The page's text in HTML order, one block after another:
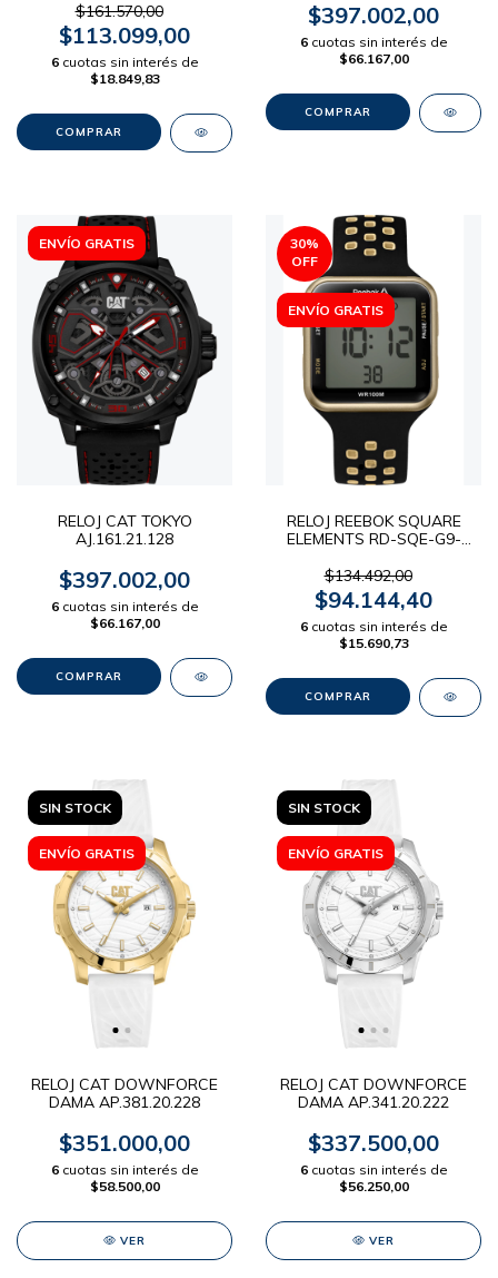
$161.570,00
$113.099,00
6 cuotas sin interés de
$18.849,83
$397.002,00
6 cuotas sin interés de
$66.167,00
ENVÍO GRATIS
RELOJ CAT TOKYO
AJ.161.21.128
$397.002,00
6 cuotas sin interés de
$66.167,00
30%
OFF
ENVÍO GRATIS
RELOJ REEBOK SQUARE
ELEMENTS RD-SQE-G9-
$134.492,00
$94.144,40
6 cuotas sin interés de
$15.690,73
SIN STOCK
ENVÍO GRATIS
RELOJ CAT DOWNFORCE
DAMA AP.381.20.228
$351.000,00
6 cuotas sin interés de
$58.500,00
VER
SIN STOCK
ENVÍO GRATIS
RELOJ CAT DOWNFORCE
DAMA AP.341.20.222
$337.500,00
6 cuotas sin interés de
$56.250,00
VER